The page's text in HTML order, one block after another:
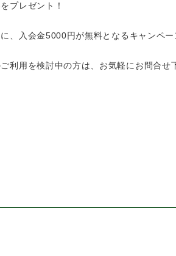
プレゼント！
、入会金5000円が無料となるキャンペー
利用を検討中の方は、お気軽にお問合せ